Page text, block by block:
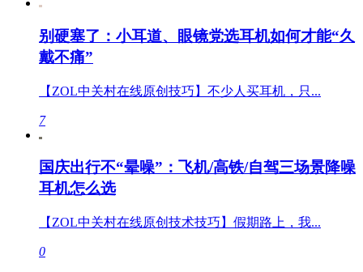
别硬塞了：小耳道、眼镜党选耳机如何才能“久
戴不痛”
【ZOL中关村在线原创技巧】不少人买耳机，只...
7
国庆出行不“晕噪”：飞机/高铁/自驾三场景降噪
耳机怎么选
【ZOL中关村在线原创技术技巧】假期路上，我...
0